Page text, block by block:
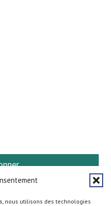
nous utilisons des technologies